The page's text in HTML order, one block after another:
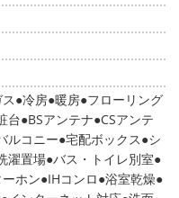
冷房 暖房 フローリング
台 BSアンテナ CSアンテ
ルコニー 宅配ボックス シ
濯置場 バス・トイレ別室
ホン IHコンロ 浴室乾燥